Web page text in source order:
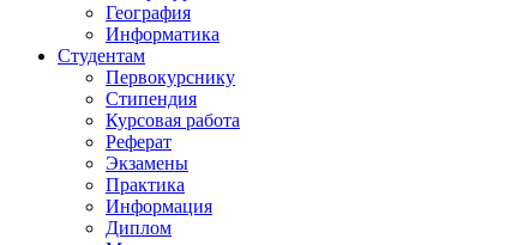
География
Информатика
Студентам
Первокурснику
Стипендия
Курсовая работа
Реферат
Экзамены
Практика
Информация
Диплом